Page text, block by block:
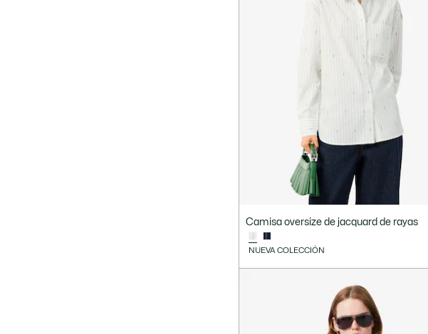
Camisa oversize de jacquard de rayas
NUEVA COLECCIÓN